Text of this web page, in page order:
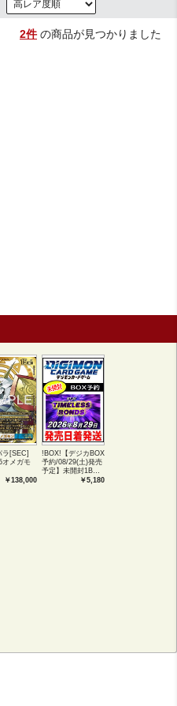
2件の商品が見つかりました
[SEC]
オメガモ
￥138,000
!BOX!【デジカBOX
予約/08/29(土)発売
予定】未開封1BOX
￥5,180